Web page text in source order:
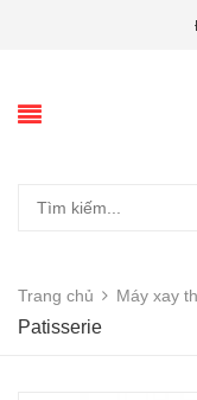
Trang chủ Máy xay
Patisserie